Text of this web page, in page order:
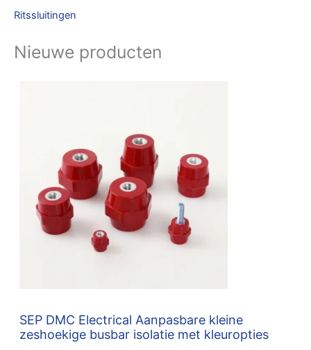
Ritssluitingen
Nieuwe producten
SEP DMC Electrical Aanpasbare kleine
zeshoekige busbar isolatie met kleuropties